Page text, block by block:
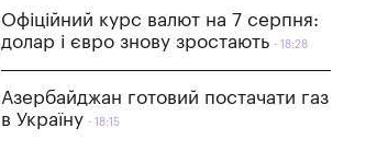
Офіційний курс валют на 7 серпня:
долар і євро знову зростають
18:28
Азербайджан готовий постачати газ
в Україну
18:15